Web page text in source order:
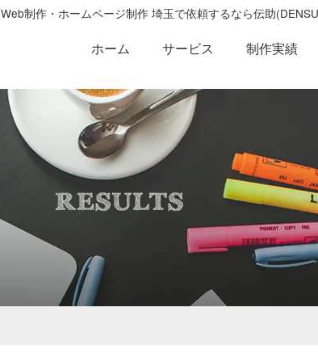
Web制作・ホームページ制作 埼玉で依頼するなら伝助
ホーム サービス 制作実績